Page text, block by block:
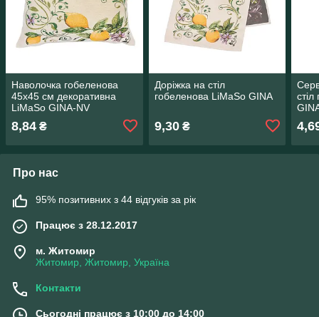
Наволочка гобеленова
45х45 см декоративна
LiMaSo GINA-NV
8,84 ₴
Доріжка на стіл
гобеленова LiMaSo GINA
9,30₴
Про нас
95% позитивних з 44 відгуків за рік
Працює з 28.12.2017
м. Житомир
Житомир, Житомир, Україна
Контакти
Сьогодні працює з 10:00 до 14:00